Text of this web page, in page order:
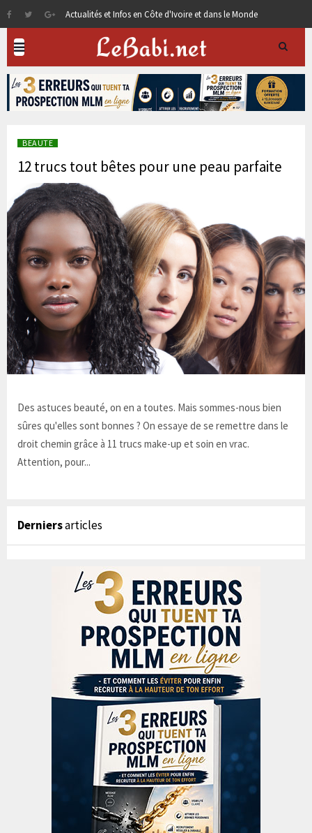
Actualités et Infos en Côte d'Ivoire et dans le Monde
BEAUTE
12 trucs tout bêtes pour une peau parfaite
Des astuces beauté, on en a toutes. Mais sommes-nous bien
sûres qu'elles sont bonnes ? On essaye de se remettre dans le
droit chemin grâce à 11 trucs make-up et soin en vrac.
Attention, pour...
Derniersarticles